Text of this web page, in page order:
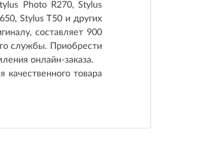
Photo R270, Stylus
Stylus T50 и других
составляет 900
службы. Приобрести
онлайн-заказа.
качественного товара